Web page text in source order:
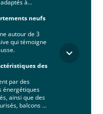
à
neufs
autour de 3
qui témoigne
des
par des
énergétiques
ainsi que des
balcons et